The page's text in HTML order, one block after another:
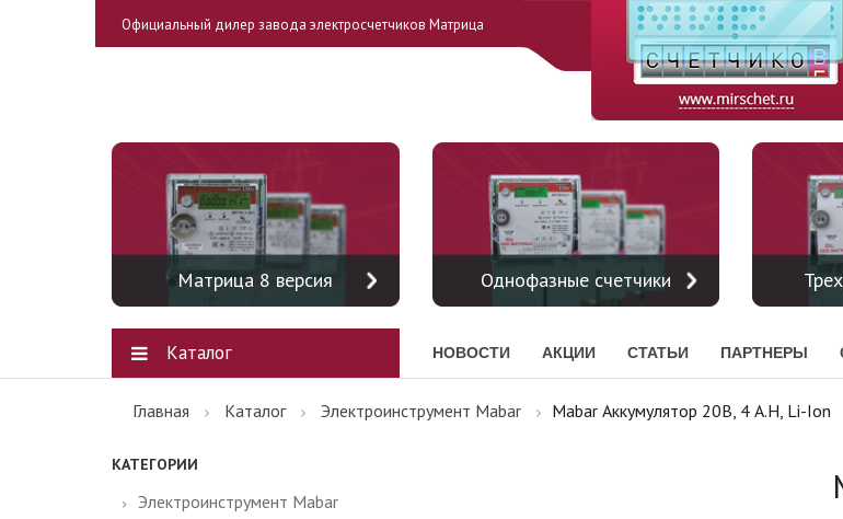
Официальный дилер завода электросчетчиков Матрица
Матрица 8 версия Однофазные счетчики
Каталог НОВОСТИ АКЦИИ СТАТЬИ ПАРТНЕРЫ
Главная Каталог Электроинструмент Mabar Mabar Аккумулятор 20В, 4 A.h, Li-Ion
КАТЕГОРИИ
Электроинструмент Mabar